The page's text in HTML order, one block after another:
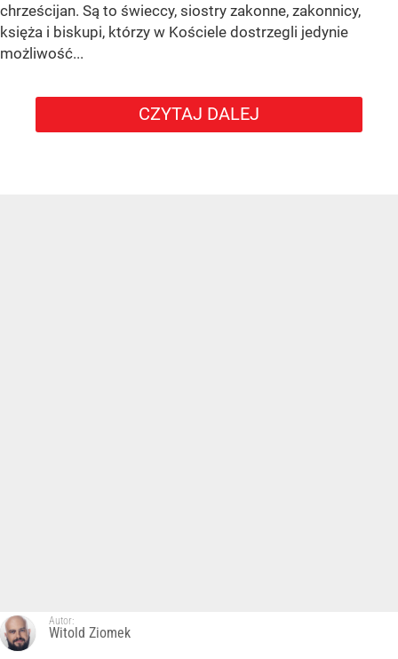
chrześcijan. Są to świeccy, siostry zakonne, zakonnicy,
księża i biskupi, którzy w Kościele dostrzegli jedynie
możliwość...
CZYTAJ DALEJ
Autor:
Witold Ziomek